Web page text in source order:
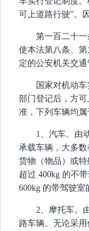
可上道路行驶”。
第一百二十一
使本法第八条、
定的公安机关交
国家对机动车
部门登记后，方
准，下列车辆均属
1、汽车。由动
承载车辆，大多
货物（物品）或
超过 400kg 的不
600kg 的带驾驶室
2、摩托车。由
路车辆。无论采